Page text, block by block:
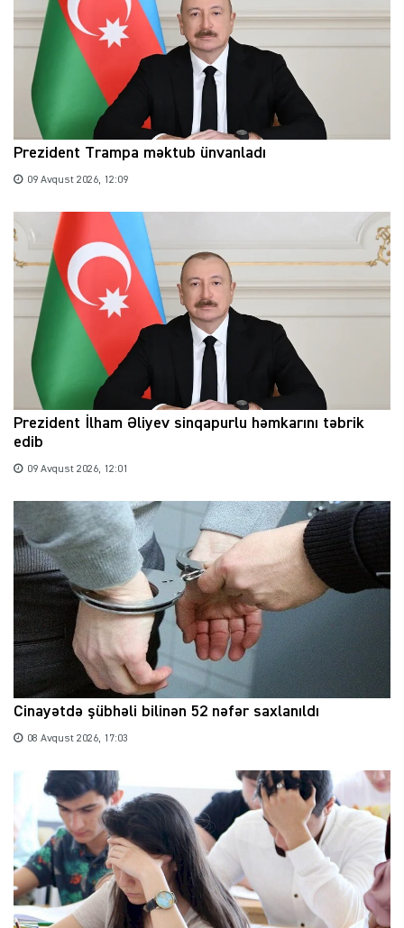
Prezident Trampa məktub ünvanladı
09 Avqust 2026, 12:09
Prezident İlham Əliyev sinqapurlu həmkarını təbrik
edib
09 Avqust 2026, 12:01
Cinayətdə şübhəli bilinən 52 nəfər saxlanıldı
08 Avqust 2026, 17:03